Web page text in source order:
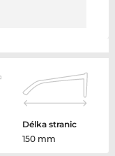
Délka stranic
150 mm